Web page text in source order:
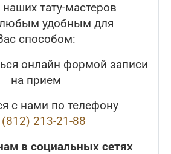
тату-мастеров
удобным для
способом:
онлайн формой записи
на прием
с нами по телефону
213-21-88
в социальных сетях